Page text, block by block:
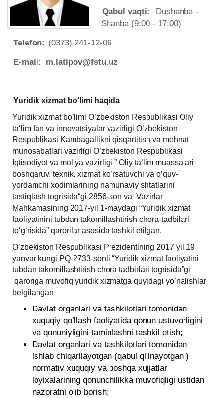
Qabul vaqti:
Dushanba -
Shanba (9:00 - 17:00)
Telefon: (0373) 241-12-06
E-mail: m.latipov@fstu.uz
Yuridik xizmat bo’limi haqida
Yuridik xizmat bo’limi O’zbekiston Respublikasi Oliy
ta‘lim fan va innovatsiyalar vazirligi O’zbekiston
Respublikasi Kambagallikni qisqartitish va mehnat
munosabatlari vazirligi O’zbekiston Respublikasi
Iqtisodiyot va moliya vazirligi ” Oliy ta’lim muassalari
boshqaruv, texnik, xizmat ko’rsatuvchi va o’quv-
yordamchi xodimlarining namunaviy shtatlarini
tastiqlash togrisida“gi 2856-son va Vazirlar
Mahkamasining 2017-yil 1-maydagi “Yuridik xizmat
faoliyatinini tubdan takomillashtirish chora-tadbilari
to‘g‘risida” qarorilar asosida tashkil etilgan.
O’zbekiston Respublikasi Prezidentining 2017 yil 19
yanvar kungi PQ-2733-sonli “Yuridik xizmat faoliyatini
tubdan takomillashtirish chora tadbirlari togrisida”gi
qaroriga muvofiq yuridik xizmatga quyidagi yo’nalishlar
belgilangan
Davlat organlari va tashkilotlari tomonidan
xuquqiy qo’llash faoliyatida qonun ustuvorligini
va qonuniyligini taminlashni tashkil etish;
Davlat organlari va tashkilotlari tomonidan
ishlab chiqarilayotgan (qabul qilinayotgan )
normativ xuquqiy va boshqa xujjatlar
loyixalarining qonunchilikka muvofiqligi ustidan
nazoratni olib borish;